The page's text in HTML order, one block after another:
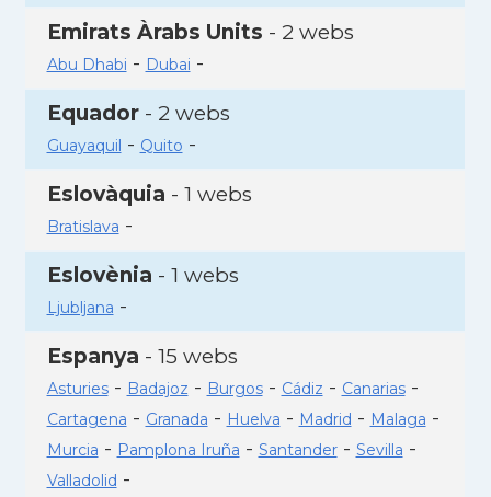
Emirats Àrabs Units - 2 webs
Abu Dhabi - Dubai -
Equador- 2 webs
Guayaquil - Quito -
Eslovàquia - 1 webs
Bratislava -
Eslovènia - 1 webs
Ljubljana -
Espanya - 15 webs
Asturies- Badajoz - Burgos- Cádiz - Canarias-
Cartagena - Granada - Huelva - Madrid - Malaga -
Murcia - Pamplona Iruña - Santander- Sevilla -
Valladolid -